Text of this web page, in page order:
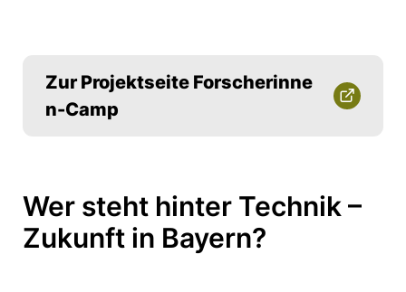
Zur Projektseite Forscherinne
n-Camp
Wer steht hinter Technik –
Zukunft in Bayern?